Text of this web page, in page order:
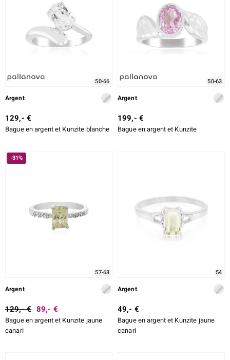
50-66
Argent
129,- €
Bague en argent et Kunzite blanche
50-63
Argent
199,- €
Bague en argent et Kunzite
-31%
57-63
Argent
129,- € 89,- €
Bague en argent et Kunzite jaune
canari
54
Argent
49,- €
Bague en argent et Kunzite jaune
canari